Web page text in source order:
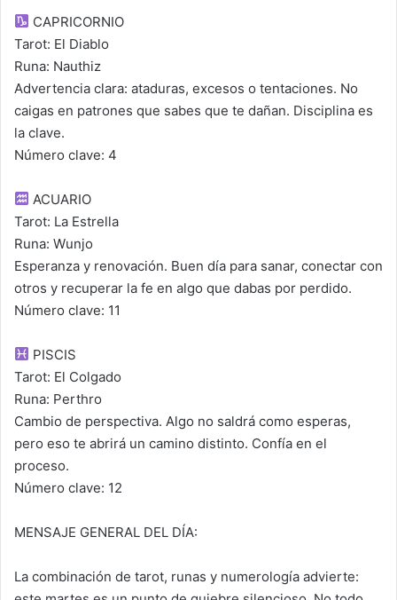
CAPRICORNIO
Tarot: El Diablo
Runa: Nauthiz
Advertencia clara: ataduras, excesos o tentaciones. No
caigas en patrones que sabes que te dañan. Disciplina es
la clave.
Número clave: 4
ACUARIO
Tarot: La Estrella
Runa: Wunjo
Esperanza y renovación. Buen día para sanar, conectar con
otros y recuperar la fe en algo que dabas por perdido.
Número clave: 11
PISCIS
Tarot: El Colgado
Runa: Perthro
Cambio de perspectiva. Algo no saldrá como esperas,
pero eso te abrirá un camino distinto. Confía en el
proceso.
Número clave: 12
MENSAJE GENERAL DEL DÍA:
La combinación de tarot, runas y numerología advierte: